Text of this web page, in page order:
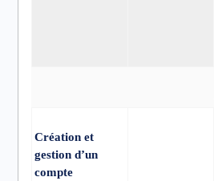
Création et
gestion d’un
compte